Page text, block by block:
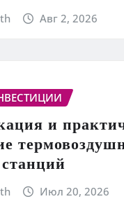
Авг 2, 2026
и
Июл 20, 2026